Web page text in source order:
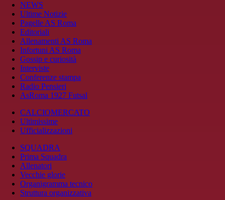
NEWS
Ultime Notizie
Pagelle AS Roma
Editoriali
Allenamenti AS Roma
Infortuni AS Roma
Gossip e curiosità
Interviste
Conferenze stampa
Radio Pensieri
AsRoma 1927 Futsal
CALCIOMERCATO
Ultimissime
Ufficializzazioni
SQUADRA
Prima Squadra
Allenatori
Vecchie glorie
Organigramma tecnico
Struttura organizzativa